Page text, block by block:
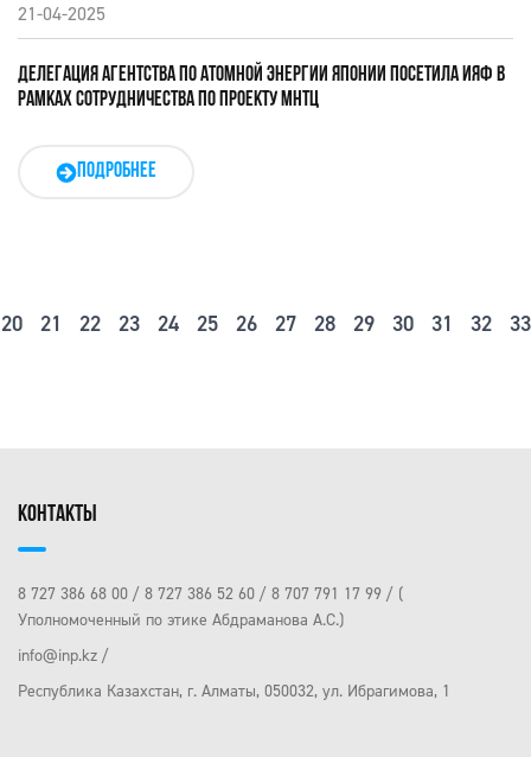
21-04-2025
ДЕЛЕГАЦИЯ АГЕНТСТВА ПО АТОМНОЙ ЭНЕРГИИ ЯПОНИИ ПОСЕТИЛА ИЯФ В
РАМКАХ СОТРУДНИЧЕСТВА ПО ПРОЕКТУ МНТЦ
ПОДРОБНЕЕ
20 21 22 23 24 25 26 27 28 29 30 31 32 33
КОНТАКТЫ
8 727 386 68 00 8 727 386 52 60 8 707 791 17 99
(
Уполномоченный по этике Абдраманова А.С.)
info@inp.kz
Республика Казахстан, г. Алматы, 050032, ул. Ибрагимова, 1